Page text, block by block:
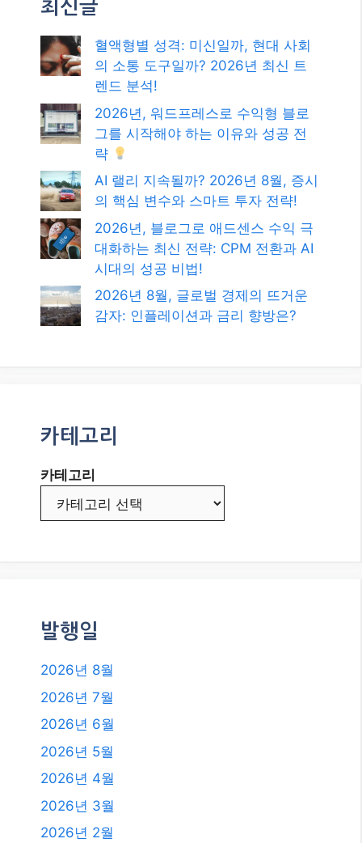
최신글
혈액형별 성격: 미신일까, 현대 사회
의 소통 도구일까? 2026년 최신 트
렌드 분석!
2026년, 워드프레스로 수익형 블로
그를 시작해야 하는 이유와 성공 전
략
AI 랠리 지속될까? 2026년 8월, 증시
의 핵심 변수와 스마트 투자 전략!
2026년, 블로그로 애드센스 수익 극
대화하는 최신 전략: CPM 전환과 AI
시대의 성공 비법!
2026년 8월, 글로벌 경제의 뜨거운
감자: 인플레이션과 금리 향방은?
카테고리
카테고리
발행일
2026년 8월
2026년 7월
2026년 6월
2026년 5월
2026년 4월
2026년 3월
2026년 2월